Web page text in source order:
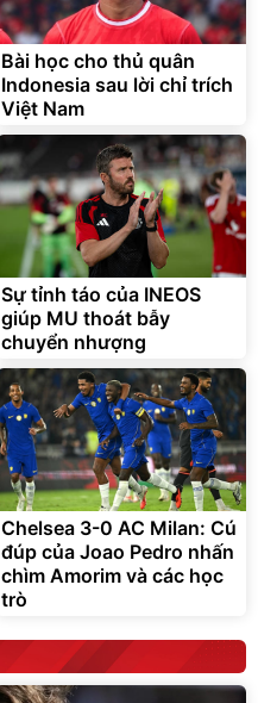
Bài học cho thủ quân
Indonesia sau lời chỉ trích
Việt Nam
Sự tỉnh táo của INEOS
giúp MU thoát bẫy
chuyển nhượng
Chelsea 3-0 AC Milan: Cú
đúp của Joao Pedro nhấn
chìm Amorim và các học
trò